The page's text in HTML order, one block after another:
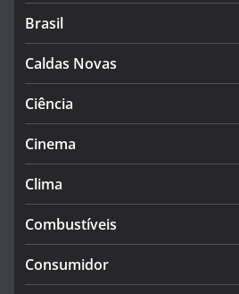
Brasil
Caldas Novas
Ciência
Cinema
Clima
Combustíveis
Consumidor